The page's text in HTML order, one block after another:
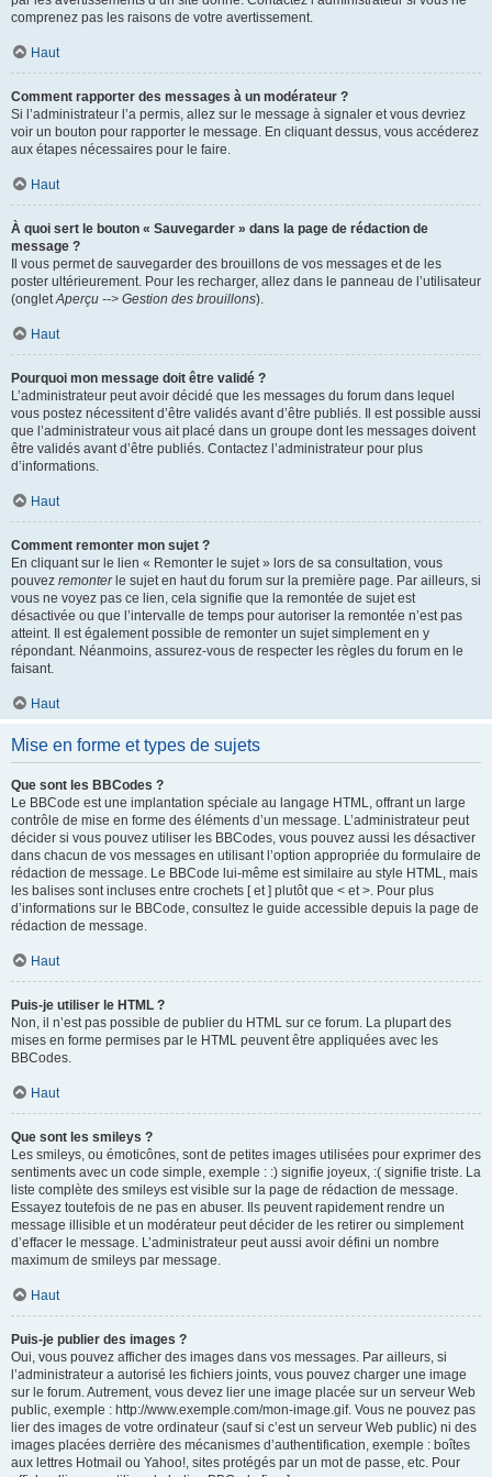
comprenez pas les raisons de votre avertissement.
Haut
Comment rapporter des messages à un modérateur ?
Si l’administrateur l’a permis, allez sur le message à signaler et vous devriez
voir un bouton pour rapporter le message. En cliquant dessus, vous accéderez
aux étapes nécessaires pour le faire.
Haut
À quoi sert le bouton « Sauvegarder » dans la page de rédaction de
message ?
Il vous permet de sauvegarder des brouillons de vos messages et de les
poster ultérieurement. Pour les recharger, allez dans le panneau de l’utilisateur
(ongletAperçu --> Gestion des brouillons).
Haut
Pourquoi mon message doit être validé ?
L’administrateur peut avoir décidé que les messages du forum dans lequel
vous postez nécessitent d’être validés avant d’être publiés. Il est possible aussi
que l’administrateur vous ait placé dans un groupe dont les messages doivent
être validés avant d’être publiés. Contactez l’administrateur pour plus
d’informations.
Haut
Comment remonter mon sujet ?
En cliquant sur le lien « Remonter le sujet » lors de sa consultation, vous
pouvez remonterle sujet en haut du forum sur la première page. Par ailleurs, si
vous ne voyez pas ce lien, cela signifie que la remontée de sujet est
désactivée ou que l’intervalle de temps pour autoriser la remontée n’est pas
atteint. Il est également possible de remonter un sujet simplement en y
répondant. Néanmoins, assurez-vous de respecter les règles du forum en le
faisant.
Haut
Mise en forme et types de sujets
Que sont les BBCodes ?
Le BBCode est une implantation spéciale au langage HTML, offrant un large
contrôle de mise en forme des éléments d’un message. L’administrateur peut
décider si vous pouvez utiliser les BBCodes, vous pouvez aussi les désactiver
dans chacun de vos messages en utilisant l’option appropriée du formulaire de
rédaction de message. Le BBCode lui-même est similaire au style HTML, mais
les balises sont incluses entre crochets [ et ] plutôt que < et >. Pour plus
d’informations sur le BBCode, consultez le guide accessible depuis la page de
rédaction de message.
Haut
Puis-je utiliser le HTML ?
Non, il n’est pas possible de publier du HTML sur ce forum. La plupart des
mises en forme permises par le HTML peuvent être appliquées avec les
BBCodes.
Haut
Que sont les smileys ?
Les smileys, ou émoticônes, sont de petites images utilisées pour exprimer des
sentiments avec un code simple, exemple : :) signifie joyeux, :( signifie triste. La
liste complète des smileys est visible sur la page de rédaction de message.
Essayez toutefois de ne pas en abuser. Ils peuvent rapidement rendre un
message illisible et un modérateur peut décider de les retirer ou simplement
d’effacer le message. L’administrateur peut aussi avoir défini un nombre
maximum de smileys par message.
Haut
Puis-je publier des images ?
Oui, vous pouvez afficher des images dans vos messages. Par ailleurs, si
l’administrateur a autorisé les fichiers joints, vous pouvez charger une image
sur le forum. Autrement, vous devez lier une image placée sur un serveur Web
public, exemple : http://www.exemple.com/mon-image.gif. Vous ne pouvez pas
lier des images de votre ordinateur (sauf si c’est un serveur Web public) ni des
images placées derrière des mécanismes d’authentification, exemple : boîtes
aux lettres Hotmail ou Yahoo!, sites protégés par un mot de passe, etc. Pour